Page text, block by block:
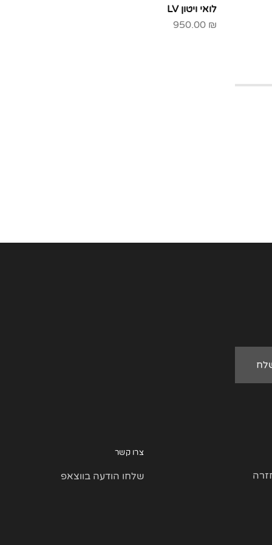
לואי ויטון LV
950.00 ₪
צרו קשר
שלחו הודעה בווצאפ